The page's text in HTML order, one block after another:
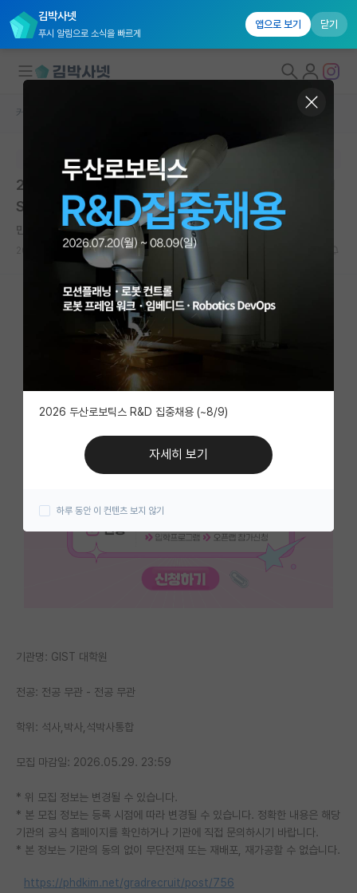
김박사넷
푸시 알림으로 소식을 빠르게
앱으로 보기 닫기
국내대학원 정보
연구실&오픈랩
커뮤니티
커뮤니티 홈
전체글보기
베스트 게시판
IF 명예의전당
자유 게시판(아무개랩)
미국 유학 게시판
미국 대학원 합격 후기 게시판
대학원 합격 후기 게시판
연구실(PI) 홍보 게시판
석박사 채용 정보 게시판
인문사회 계열 게시판
특수/전문대학원 게시판
반도체/AI 게시판
커뮤니티 홈
본문이 수정되지 않는 박제글입니다.
2027학년도 봄학기 1차 전형 오픈랩 참가 신청 안내 | GI
ST 대학원 | 마감: 2026.05.29. 23:59
만만한 마르셀 프루스트
2026.05.08 0 2234
기관명: GIST 대학원
전공: 전공 무관 - 전공 무관
학위: 석사,박사,석박사통합
모집 마감일: 2026.05.29. 23:59
* 위 모집 정보는 변경될 수 있습니다.
* 본 모집 정보는 등록 시점에 따라 변경될 수 있습니다. 정확한 내용은 해당
기관의 공식 홈페이지를 확인하거나 기관에 직접 문의하시기 바랍니다.
* 본 정보는 기관의 동의 없이 무단전재 또는 재배포, 재가공할 수 없습니다.
https://phdkim.net/gradrecruit/post/756
2026 두산로보틱스 R&D 집중채용 (~8/9)
자세히 보기
하루 동안 이 컨텐츠 보지 않기